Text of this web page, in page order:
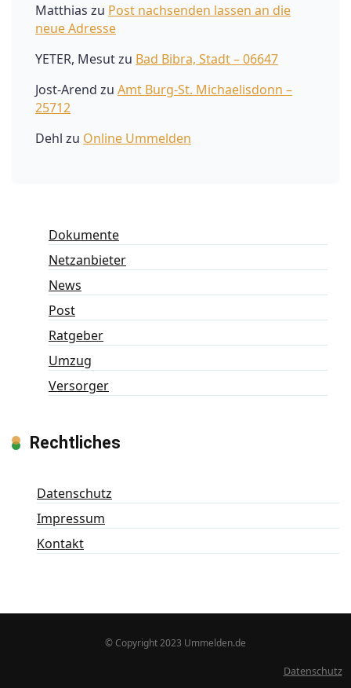
Matthias zu Post nachsenden lassen an die
neue Adresse
YETER, Mesutzu Bad Bibra, Stadt – 06647
Jost-Arend zu Amt Burg-St. Michaelisdonn –
25712
Dehl zu Online Ummelden
Dokumente
Netzanbieter
News
Post
Ratgeber
Umzug
Versorger
Rechtliches
Datenschutz
Impressum
Kontakt
© Copyright 2023 Ummelden.de
Datenschutz